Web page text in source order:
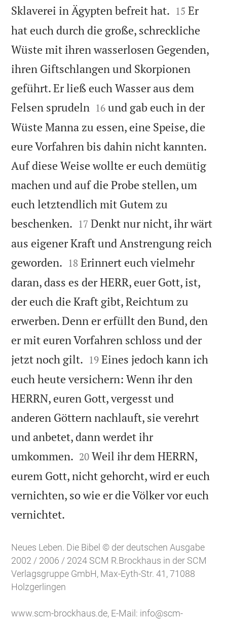
Sklaverei in Ägypten befreit hat. 

15 Er
hat euch durch die große, schreckliche
Wüste mit ihren wasserlosen Gegenden,
ihren Giftschlangen und Skorpionen
geführt. Er ließ euch Wasser aus dem
Felsen sprudeln 

16 und gab euch in der
Wüste Manna zu essen, eine Speise, die
eure Vorfahren bis dahin nicht kannten.
Auf diese Weise wollte er euch demütig
machen und auf die Probe stellen, um
euch letztendlich mit Gutem zu
beschenken. 

17 Denkt nur nicht, ihr wärt
aus eigener Kraft und Anstrengung reich
geworden. 

18 Erinnert euch vielmehr
daran, dass es der HERR, euer Gott, ist,
der euch die Kraft gibt, Reichtum zu
erwerben. Denn er erfüllt den Bund, den
er mit euren Vorfahren schloss und der
jetzt noch gilt. 

19 Eines jedoch kann ich
euch heute versichern: Wenn ihr den
HERRN, euren Gott, vergesst und
anderen Göttern nachlauft, sie verehrt
und anbetet, dann werdet ihr
umkommen. 

20 Weil ihr dem HERRN,
eurem Gott, nicht gehorcht, wird er euch
vernichten, so wie er die Völker vor euch
vernichtet.
Neues Leben. Die Bibel © der deutschen Ausgabe
2002 / 2006 / 2024 SCM R.Brockhaus in der SCM
Verlagsgruppe GmbH, Max-Eyth-Str. 41, 71088
Holzgerlingen
www.scm-brockhaus.de, E-Mail: info@scm-